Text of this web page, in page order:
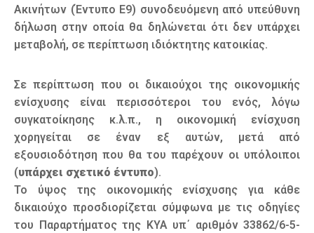
Ακινήτων (Έντυπο Ε9) συνοδευόμενη από υπεύθυνη
δήλωση στην οποία θα δηλώνεται ότι δεν υπάρχει
μεταβολή, σε περίπτωση ιδιόκτητης κατοικίας.
Σε περίπτωση που οι δικαιούχοι της οικονομικής
ενίσχυσης είναι περισσότεροι του ενός, λόγω
συγκατοίκησης κ.λ.π., η οικονομική ενίσχυση
χορηγείται σε έναν εξ αυτών, μετά από
εξουσιοδότηση που θα του παρέχουν οι υπόλοιποι
(υπάρχει σχετικό έντυπο).
Το ύψος της οικονομικής ενίσχυσης για κάθε
δικαιούχο προσδιορίζεται σύμφωνα με τις οδηγίες
του Παραρτήματος της ΚΥΑ υπ΄ αριθμόν 33862/6-5-